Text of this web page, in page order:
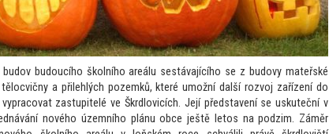
budoucího školního areálu sestávajícího se z budovy mateřské
a přilehlých pozemků, které umožní další rozvoj zařízení do
zastupitelé ve Škrdlovicích. Její představení se uskuteční v
nového územního plánu obce ještě letos na podzim. Záměr